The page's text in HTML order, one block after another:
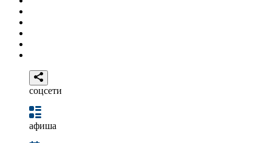
соцсети
афиша